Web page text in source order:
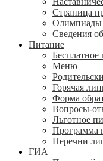
Страница
Олимпиады
Сведения
Питание
Бесплатное
Меню
Горячая
Форма
Вопросы-
Льготное
Программа
Перечни
ГИА